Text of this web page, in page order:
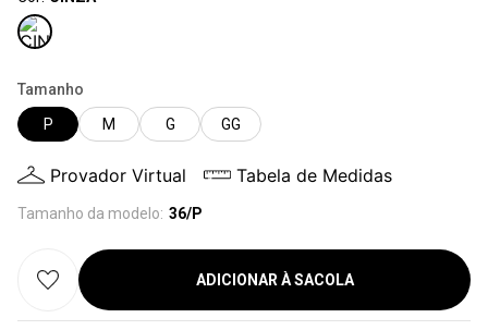
Tamanho
P
M G GG
Provador Virtual Tabela de Medidas
Tamanho da modelo: 36/P
ADICIONAR À SACOLA